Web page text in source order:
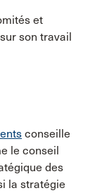
et
son travail
conseille
le conseil
des
la stratégie